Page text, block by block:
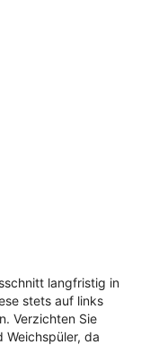
langfristig in
stets auf links
Verzichten Sie
da